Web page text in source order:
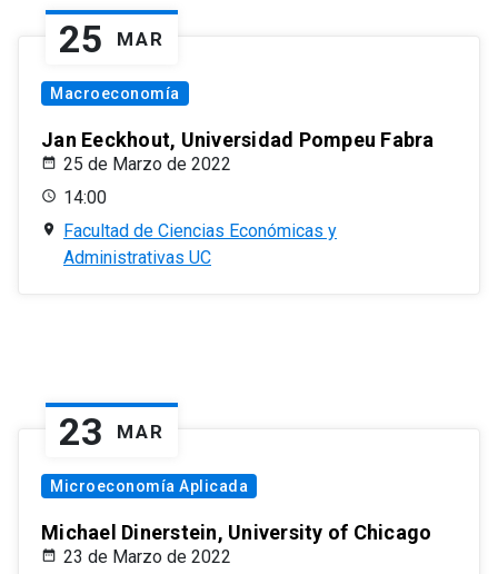
25 MAR
Macroeconomía
Jan Eeckhout, Universidad Pompeu Fabra
25 de Marzo de 2022
14:00
Facultad de Ciencias Económicas y
Administrativas UC
23 MAR
Microeconomía Aplicada
Michael Dinerstein, University of Chicago
23 de Marzo de 2022